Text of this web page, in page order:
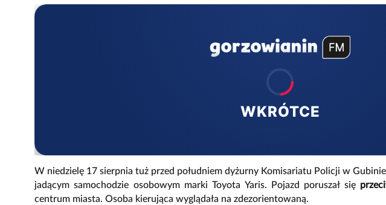
WKRÓTCE
W niedzielę 17 sierpnia tuż przed południem dyżurny Komisariatu Policji w Gubinie
jadącym samochodzie osobowym marki Toyota Yaris. Pojazd poruszał się
centrum miasta. Osoba kierująca wyglądała na zdezorientowaną.